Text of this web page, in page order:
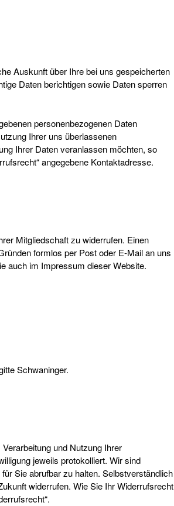
Auskunft über Ihre bei uns gespeicherten
Daten berichtigen sowie Daten sperren
personenbezogenen Daten
Ihrer uns überlassenen
Ihrer Daten veranlassen möchten, so
angegebene Kontaktadresse.
Mitgliedschaft zu widerrufen. Einen
formlos per Post oder E-Mail an uns
auch im Impressum dieser Website.
Schwaninger.
und Nutzung Ihrer
jeweils protokolliert. Wir sind
Sie abrufbar zu halten. Selbstverständlich
widerrufen. Wie Sie Ihr Widerrufsrecht